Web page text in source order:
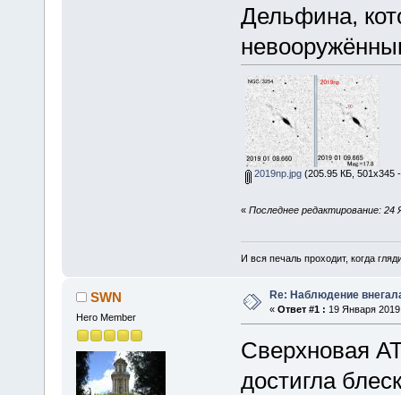
Дельфина,
2019np.jpg(205.95 КБ, 501x345
« Последнее редактирование: 24
И вся печаль проходит, когда
SWN
Hero Member
Re: Наблюдение
« Ответ #1 : 19 Января
Сверхновая
достигла